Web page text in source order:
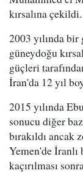
kırsalına çekildi.
2003 yılında bir
güneydoğu
güçleri
İran'da 12 yıl
2015 yılında
sonucu diğer
bırakıldı ancak
Yemen'de
kaçırılması